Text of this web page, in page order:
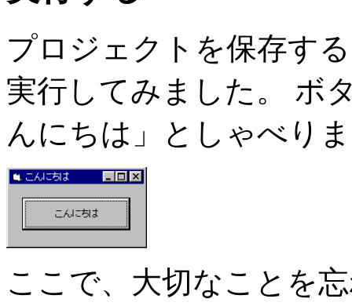
プロジェクトを保存す
実行してみました。 ボ
んにちは」としゃべり
ここで、大切なことを